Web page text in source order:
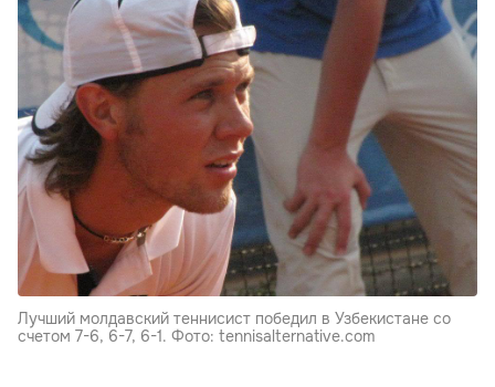
Лучший молдавский теннисист победил в Узбекистане со
счетом 7-6, 6-7, 6-1. Фото: tennisalternative.com